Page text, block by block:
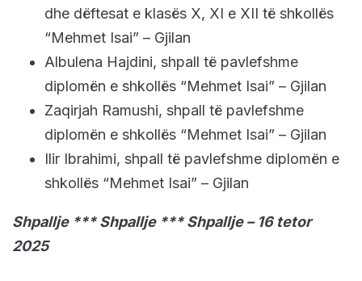
dhe dëftesat e klasës X, XI e XII të shkollës
“Mehmet Isai” – Gjilan
Albulena Hajdini, shpall të pavlefshme
diplomën e shkollës “Mehmet Isai” – Gjilan
Zaqirjah Ramushi, shpall të pavlefshme
diplomën e shkollës “Mehmet Isai” – Gjilan
Ilir Ibrahimi, shpall të pavlefshme diplomën e
shkollës “Mehmet Isai” – Gjilan
Shpallje *** Shpallje *** Shpallje – 16 tetor
2025